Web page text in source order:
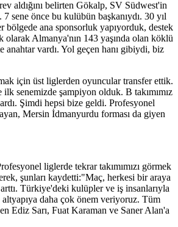
aldığını belirten Gökalp, SV Südwest'in
sene önce bu kulübün başkanıydı. 30 yıl
bölgede ana sponsorluk yapıyorduk, destek
Almanya'nın 143 yaşında olan köklü
vardı. Yol geçen hanı gibiydi, biz
için üst liglerden oyuncular transfer ettik.
senemizde şampiyon olduk. B takımımız
Şimdi hepsi bize geldi. Profesyonel
Mersin İdmanyurdu forması da giyen
liglerde tekrar takımımızı görmek
şunları kaydetti:"Maç, herkesi bir araya
Türkiye'deki kulüpler ve iş insanlarıyla
daha çok önem veriyoruz. Tüm
Ediz Sarı, Fuat Karaman ve Saner Alan'a